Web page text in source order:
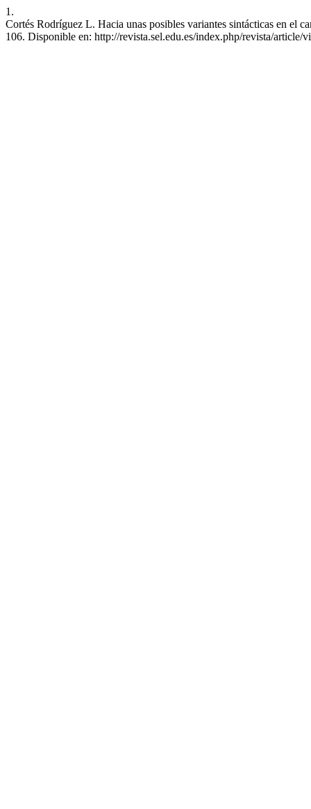
1.
Cortés Rodríguez L. Hacia unas posibles variantes sintácticas en el
106. Disponible en: http://revista.sel.edu.es/index.php/revista/article/